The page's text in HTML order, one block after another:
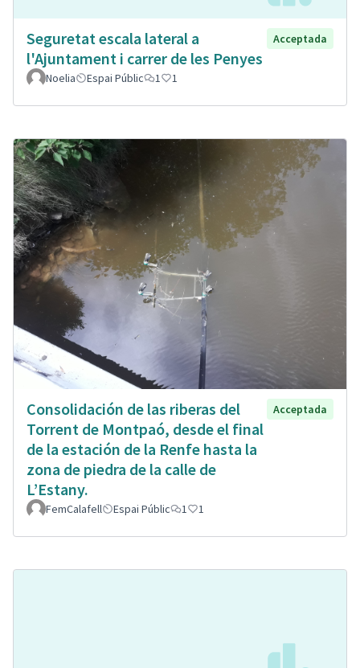
Seguretat escala lateral a
l'Ajuntament i carrer de les Penyes
Acceptada
Noelia Espai Públic 1 1
Consolidación de las riberas del
Torrent de Montpaó, desde el final
de la estación de la Renfe hasta la
zona de piedra de la calle de
L’Estany.
Acceptada
FemCalafell Espai Públic 1 1